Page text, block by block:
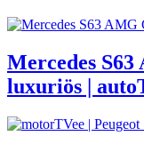
Mercedes S63
luxuriös |